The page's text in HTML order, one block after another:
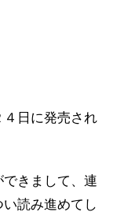
日に発売され
きまして、連
読み進めてし